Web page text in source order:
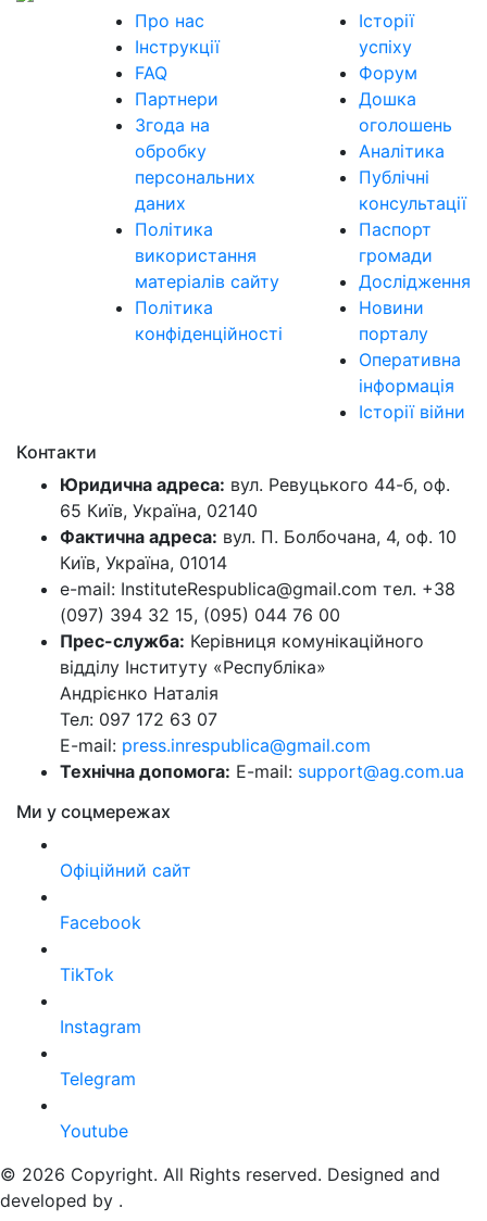
Про нас
Інструкції
FAQ
Партнери
Згода на
обробку
персональних
даних
Політика
використання
матеріалів сайту
Політика
конфіденційності
Історії
успіху
Форум
Дошка
оголошень
Аналітика
Публічні
консультації
Паспорт
громади
Дослідження
Новини
порталу
Оперативна
інформація
Історії війни
Контакти
Юридична адреса: вул. Ревуцького 44-б, оф.
65 Київ, Україна, 02140
Фактична адреса: вул. П. Болбочана, 4, оф. 10
Київ, Україна, 01014
e-mail: InstituteRespublica@gmail.com тел. +38
(097) 394 32 15, (095) 044 76 00
Прес-служба: Керівниця комунікаційного
відділу Інституту «Республіка»
Андрієнко Наталія
Тел: 097 172 63 07
E-mail: press.inrespublica@gmail.com
Технічна допомога: E-mail: support@ag.com.ua
Ми у соцмережах
Офіційний сайт
Facebook
TikTok
Instagram
Telegram
Youtube
© 2026 Copyright. All Rights reserved. Designed and
developed by .